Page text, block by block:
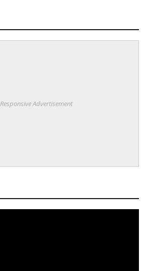
Responsive Advertisement